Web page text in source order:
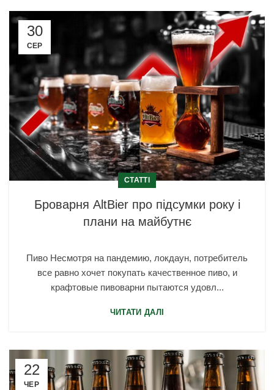
30
СЕР
СТАТТІ
Броварня AltBier про підсумки року і
плани на майбутнє
Пиво Несмотря на пандемию, локдаун, потребитель
все равно хочет покупать качественное пиво, и
крафтовые пивоварни пытаются удовл...
ЧИТАТИ ДАЛІ
22
ЧЕР